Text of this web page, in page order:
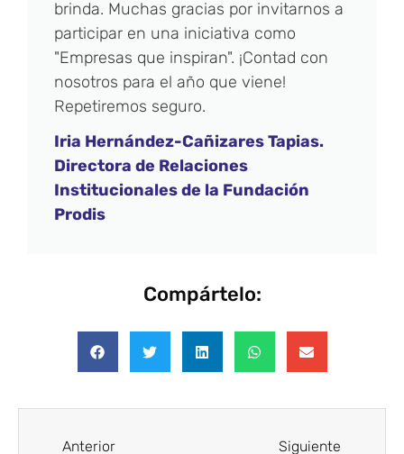
brinda. Muchas gracias por invitarnos a
participar en una iniciativa como
"Empresas que inspiran". ¡Contad con
nosotros para el año que viene!
Repetiremos seguro.
Iria Hernández-Cañizares Tapias.
Directora de Relaciones
Institucionales de la Fundación
Prodis
Compártelo:
Anterior Siguiente